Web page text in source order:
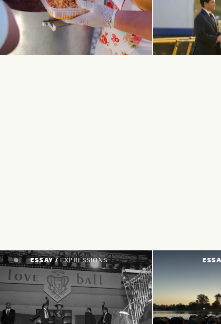
ESSAY /EXPRESSIONS